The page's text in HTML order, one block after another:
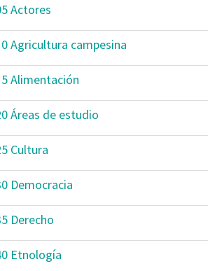
Actores
Agricultura campesina
Alimentación
Áreas de estudio
Cultura
Democracia
Derecho
Etnología